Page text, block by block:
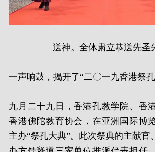
送神。全体肃立恭送先圣
一声响鼓，揭开了“二〇一九香港祭孔
九月二十九日，香港孔教学院、香
香港佛陀教育协会，在亚洲国际博
主办“祭孔大典”。此次祭典的主献官